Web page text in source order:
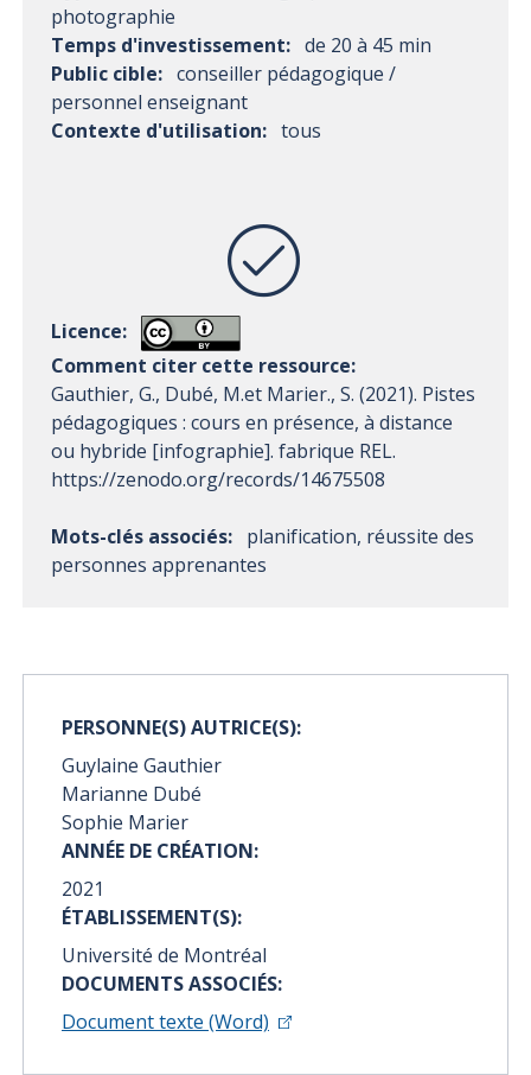
photographie
Temps d'investissement: de 20 à 45 min
Public cible: conseiller pédagogique /
personnel enseignant
Contexte d'utilisation: tous
Licence:
Comment citer cette ressource:
Gauthier, G., Dubé, M.et Marier., S. (2021). Pistes
pédagogiques : cours en présence, à distance
ou hybride [infographie]. fabrique REL.
https://zenodo.org/records/14675508
Mots-clés associés: planification, réussite des
personnes apprenantes
PERSONNE(S) AUTRICE(S):
Guylaine Gauthier
Marianne Dubé
Sophie Marier
ANNÉE DE CRÉATION:
2021
ÉTABLISSEMENT(S):
Université de Montréal
DOCUMENTS ASSOCIÉS:
Document texte (Word)